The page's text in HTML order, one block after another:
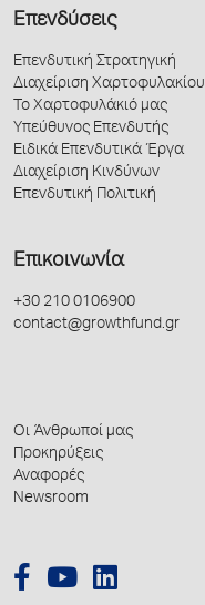
Επενδύσεις
Επενδυτική Στρατηγική
Διαχείριση Χαρτοφυλακίου
Το Χαρτοφυλάκιό μας
Υπεύθυνος Επενδυτής
Ειδικά Επενδυτικά Έργα
Διαχείριση Κινδύνων
Επενδυτική Πολιτική
Επικοινωνία
+30 210 0106900
contact@growthfund.gr
Οι Άνθρωποί μας
Προκηρύξεις
Αναφορές
Newsroom